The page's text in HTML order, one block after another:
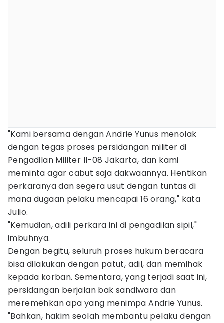
"Kami bersama dengan Andrie Yunus menolak
dengan tegas proses persidangan militer di
Pengadilan Militer II-08 Jakarta, dan kami
meminta agar cabut saja dakwaannya. Hentikan
perkaranya dan segera usut dengan tuntas di
mana dugaan pelaku mencapai 16 orang," kata
Julio.
"Kemudian, adili perkara ini di pengadilan sipil,"
imbuhnya.
Dengan begitu, seluruh proses hukum beracara
bisa dilakukan dengan patut, adil, dan memihak
kepada korban. Sementara, yang terjadi saat ini,
persidangan berjalan bak sandiwara dan
meremehkan apa yang menimpa Andrie Yunus.
"Bahkan, hakim seolah membantu pelaku dengan